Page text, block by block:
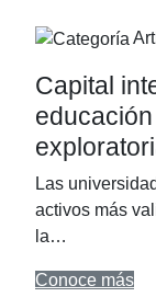
Capital
Las
activos más
la…
Conoce más